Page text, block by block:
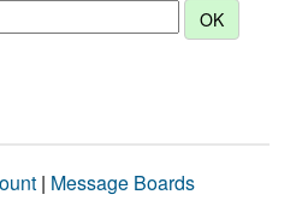
| Message Boards